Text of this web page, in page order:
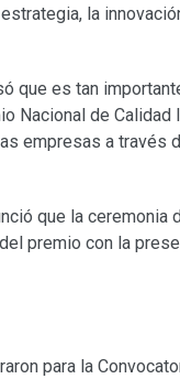
la
que es tan
Nacional de
empresas a través
que la
premio con la
para la